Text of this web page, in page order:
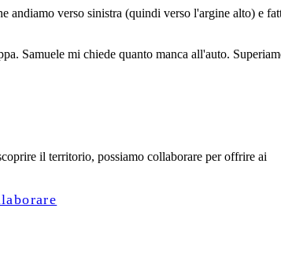
verso sinistra (quindi verso l'argine alto) e
Samuele mi chiede quanto manca all'auto.
il territorio, possiamo collaborare per offrire ai